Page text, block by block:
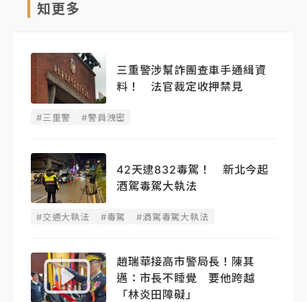
知更多
三重警涉幫詐團查車手通緝資
料！ 法官裁定收押禁見
#三重警 #警員洩密
42天逮832毒駕！ 新北今起
酒駕毒駕大執法
#交通大執法 #毒駕 #酒駕毒駕大執法
趙瑞華接高市警局長！陳其
邁：市長不睡覺 要他跨越
「林炎田障礙」